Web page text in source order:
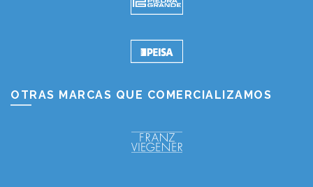
OTRAS MARCAS QUE COMERCIALIZAMOS